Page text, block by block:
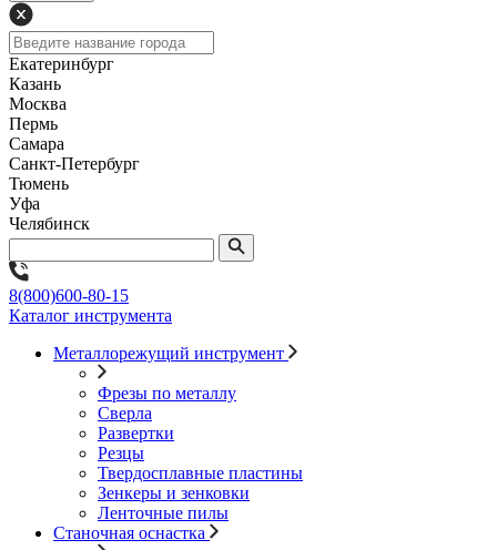
Екатеринбург
Казань
Москва
Пермь
Самара
Санкт-Петербург
Тюмень
Уфа
Челябинск
8(800)600-80-15
Каталог инструмента
Металлорежущий инструмент
Фрезы по металлу
Сверла
Развертки
Резцы
Твердосплавные пластины
Зенкеры и зенковки
Ленточные пилы
Станочная оснастка